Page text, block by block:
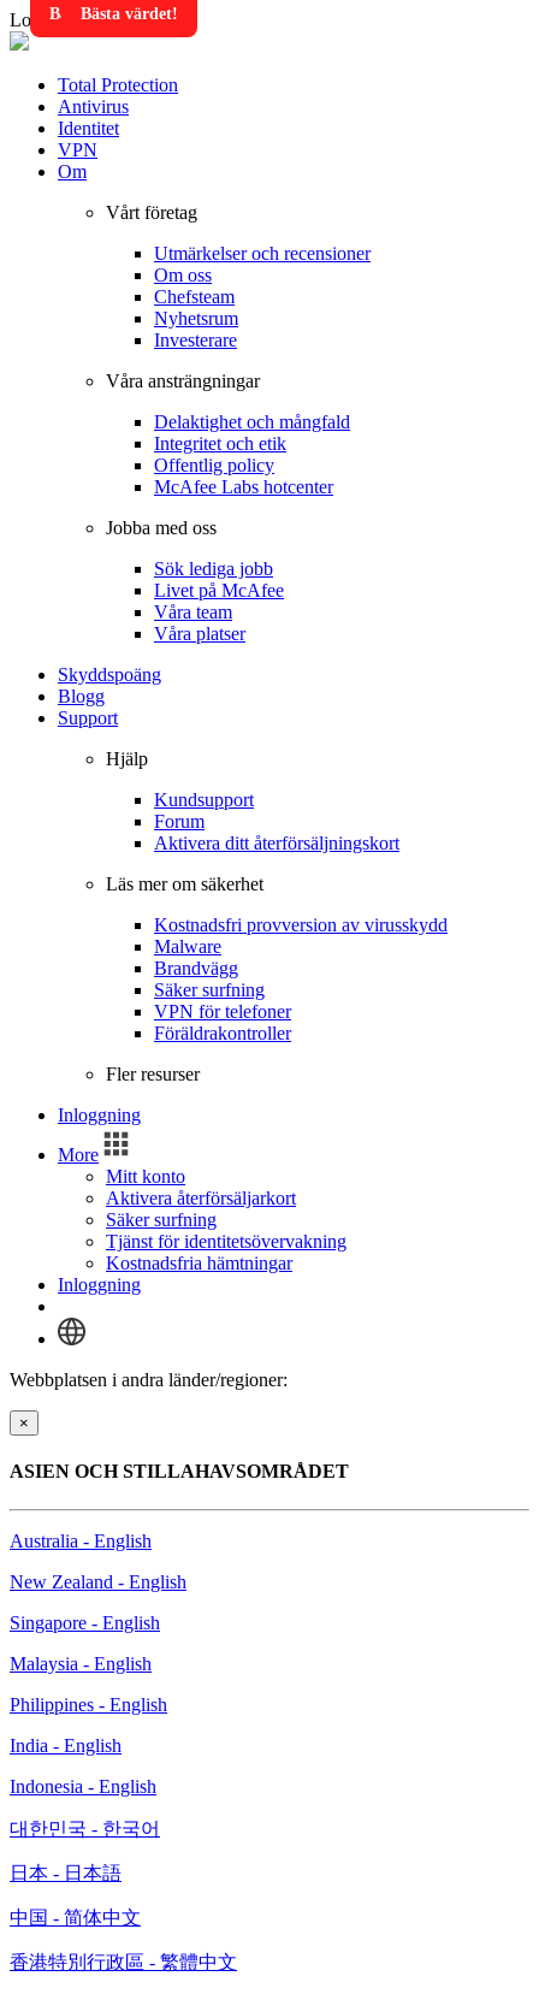
Loading...
Total Protection
Antivirus
Identitet
VPN
Om
Vårt företag
Utmärkelser och recensioner
Om oss
Chefsteam
Nyhetsrum
Investerare
Våra ansträngningar
Delaktighet och mångfald
Integritet och etik
Offentlig policy
McAfee Labs hotcenter
Jobba med oss
Sök lediga jobb
Livet på McAfee
Våra team
Våra platser
Skyddspoäng
Blogg
Support
Hjälp
Kundsupport
Forum
Aktivera ditt återförsäljningskort
Läs mer om säkerhet
Kostnadsfri provversion av virusskydd
Malware
Brandvägg
Säker surfning
VPN för telefoner
Föräldrakontroller
Fler resurser
Inloggning
More
Mitt konto
Aktivera återförsäljarkort
Säker surfning
Tjänst för identitetsövervakning
Kostnadsfria hämtningar
Inloggning
Webbplatsen i andra länder/regioner:
×
ASIEN OCH STILLAHAVSOMRÅDET
Australia - English
New Zealand - English
Singapore - English
Malaysia - English
Philippines - English
India - English
Indonesia - English
대한민국 - 한국어
日本 - 日本語
中国 - 简体中文
香港特別行政區 - 繁體中文
Bästa värdet!
Bästa värdet!